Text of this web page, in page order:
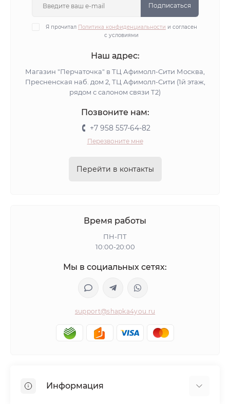
Подписаться
Я прочитал Политика конфиденциальности и согласен
с условиями
Наш адрес:
Магазин "Перчаточка" в ТЦ Афимолл-Сити Москва,
Пресненская наб. дом 2, ТЦ Афимолл-Сити (1й этаж,
рядом с салоном связи Т2)
Позвоните нам:
+7 958 557-64-82
Перезвоните мне
Перейти в контакты
Время работы
ПН-ПТ
10:00-20:00
Мы в социальных сетях:
support@shapka4you.ru
Информация